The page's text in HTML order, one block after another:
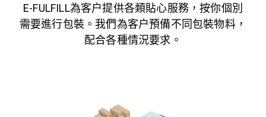
E-FULFILL為客户提供各類貼心服務，按你個別
需要進行包裝。我們為客户預備不同包裝物料，
配合各種情況要求。